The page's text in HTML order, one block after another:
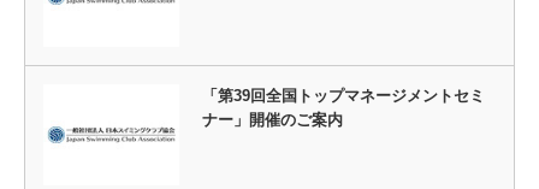
「第39回全国トップマネージメントセミ
ナー」開催のご案内